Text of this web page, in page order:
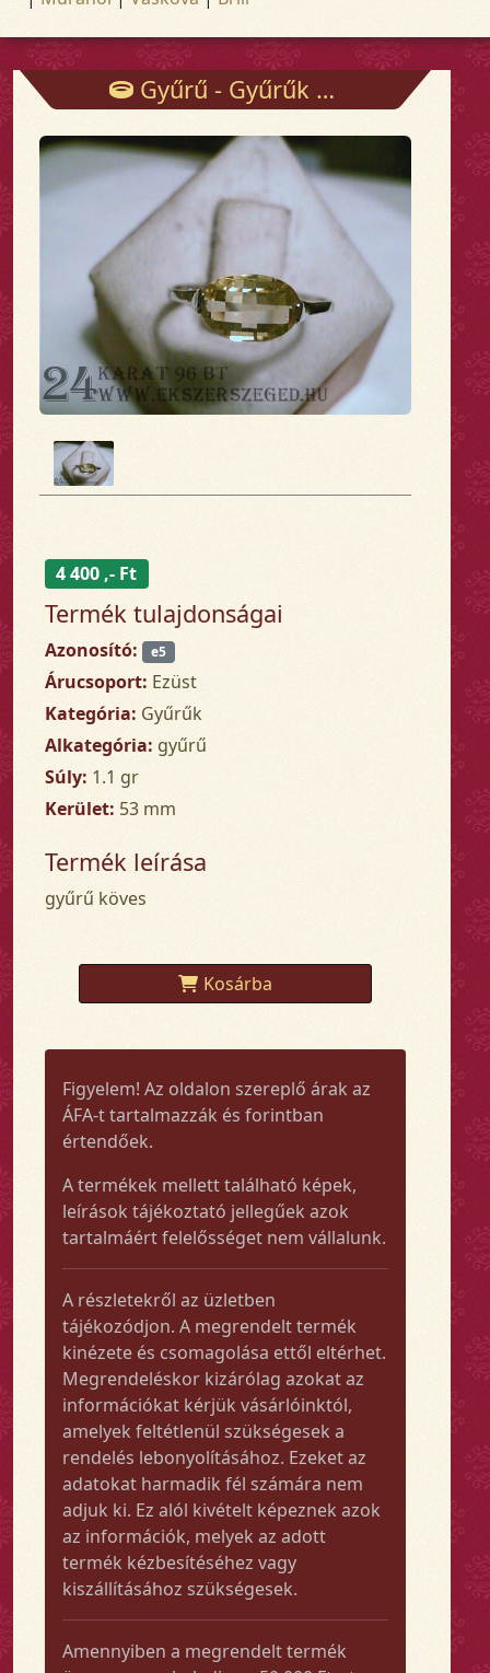
Gyűrű - Gyűrűk - Arany és ezüst ékszerek
4 400 ,- Ft
Termék tulajdonságai
Azonosító: e5
Árucsoport: Ezüst
Kategória: Gyűrűk
Alkategória: gyűrű
Súly: 1.1 gr
Kerület: 53 mm
Termék leírása
gyűrű köves
Kosárba
Figyelem! Az oldalon szereplő árak az
ÁFA-t tartalmazzák és forintban
értendőek.
A termékek mellett található képek,
leírások tájékoztató jellegűek azok
tartalmáért felelősséget nem vállalunk.
A részletekről az üzletben
tájékozódjon. A megrendelt termék
kinézete és csomagolása ettől eltérhet.
Megrendeléskor kizárólag azokat az
információkat kérjük vásárlóinktól,
amelyek feltétlenül szükségesek a
rendelés lebonyolításához. Ezeket az
adatokat harmadik fél számára nem
adjuk ki. Ez alól kivételt képeznek azok
az információk, melyek az adott
termék kézbesítéséhez vagy
kiszállításához szükségesek.
Amennyiben a megrendelt termék